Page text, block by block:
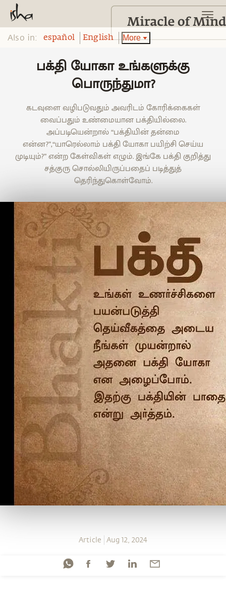
Also in: español English More
பக்தி யோகா உங்களுக்கு
பொருந்துமா?
கடவுளை வழிபடுவதும் அவரிடம் கோரிக்கைகள்
வைப்பதும் உண்மையான பக்தியில்லை.
அப்படியென்றால் “பக்தியின் தன்மை
என்ன?”,“யாரெல்லாம் பக்தி யோகா பயிற்சி செய்ய
முடியும்?” என்ற கேள்விகள் எழும். இங்கே பக்தி குறித்து
சத்குரு சொல்லியிருப்பதைப் படித்துத்
தெரிந்துகொள்வோம்.
Article Aug 12, 2024